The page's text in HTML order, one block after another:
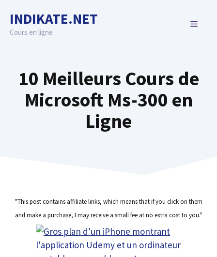
content
INDIKATE.NET
Cours en ligne
MENU
10 Meilleurs Cours de
Microsoft Ms-300 en
Ligne
"This post contains affiliate links, which means that if you click on them
and make a purchase, I may receive a small fee at no extra cost to you."